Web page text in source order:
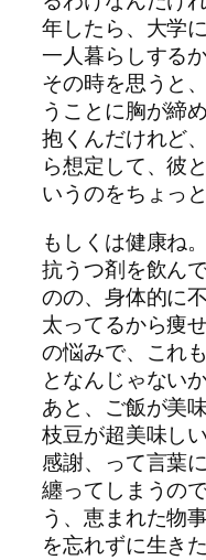
年したら、大学
一人暮らしする
その時を思うと
うことに胸が締
抱くんだけれど
ら想定して、彼
いうのをちょっ
もしくは健康ね。
抗うつ剤を飲ん
のの、身体的に
太ってるから痩
の悩みで、これ
となんじゃない
あと、ご飯が美
枝豆が超美味しい
感謝、って言葉
纏ってしまうの
う、恵まれた物
を忘れずに生き